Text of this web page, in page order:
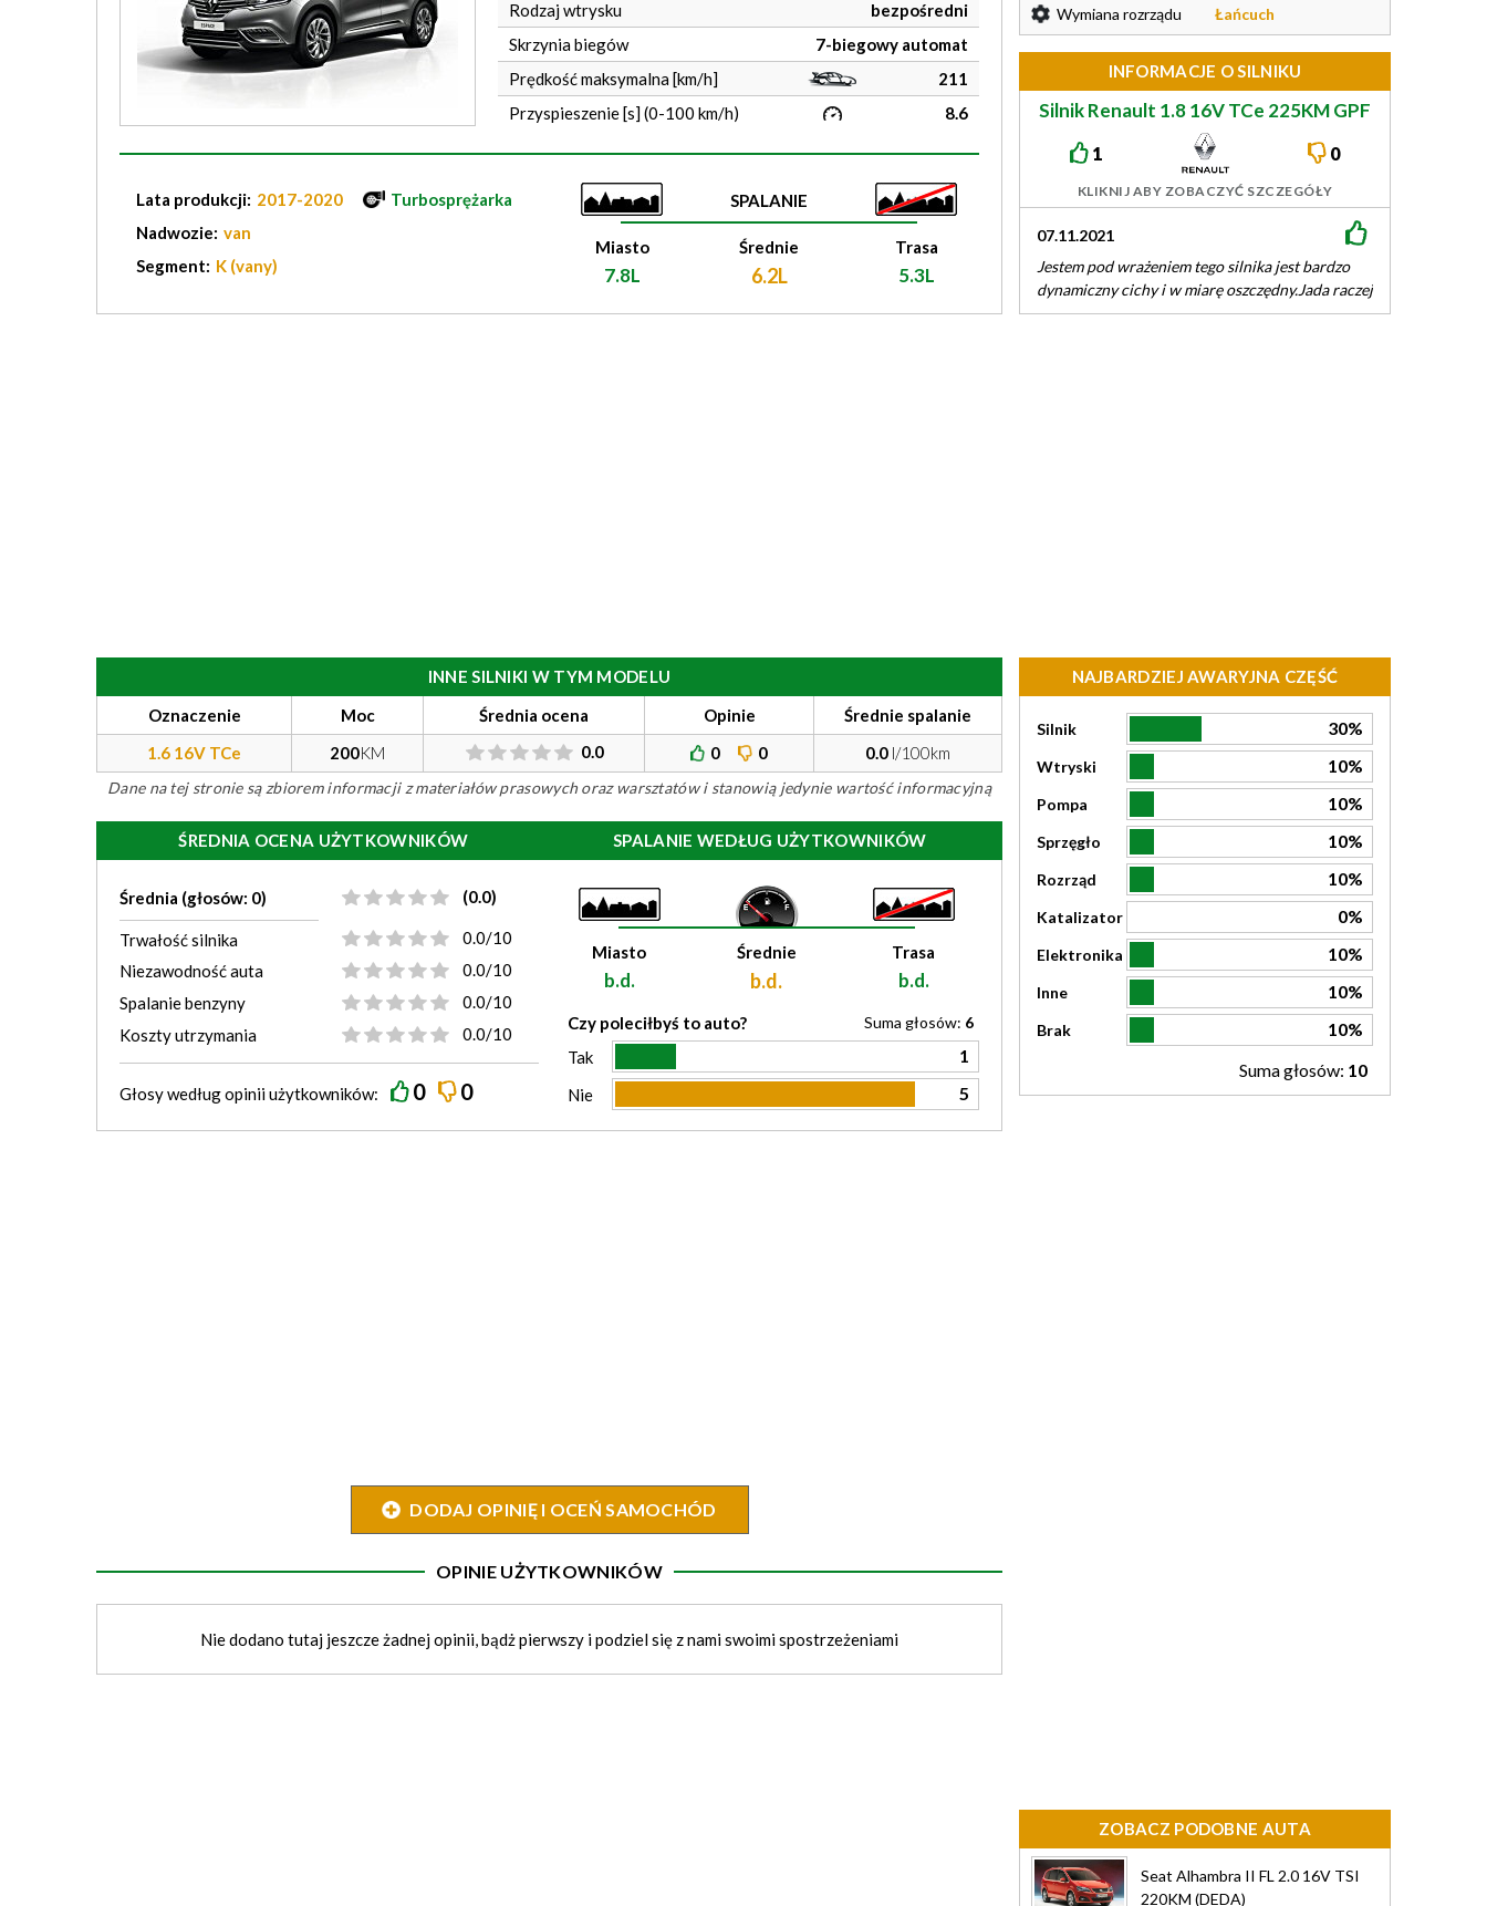
Rodzaj wtrysku
bezpośredni
Skrzynia biegów
7-biegowy automat
Prędkość maksymalna [km/h]
211
Przyspieszenie [s] (0-100 km/h)
8.6
Lata produkcji: 2017-2020
Turbosprężarka
Nadwozie: van
Segment: K (vany)
SPALANIE
Miasto
7.8L
Średnie
6.2L
Trasa
5.3L
Wymiana rozrządu Łańcuch
INFORMACJE O SILNIKU
Silnik Renault 1.8 16V TCe 225KM GPF
M5Pt
1 0
KLIKNIJ ABY ZOBACZYĆ SZCZEGÓŁY
07.11.2021
Jestem pod wrażeniem tego silnika jest bardzo
dynamiczny cichy i w miarę oszczędny.Jada raczej
na trasie i tam sprawuje się…
INNE SILNIKI W TYM MODELU
Oznaczenie
Moc Średnia ocena Opinie
Średnie spalanie
1.6 16V TCe
200KM 0.0 0 0 0.0 l/100km
Dane na tej stronie są zbiorem informacji z materiałów prasowych oraz warsztatów i stanowią jedynie wartość informacyjną
ŚREDNIA OCENA UŻYTKOWNIKÓW
Średnia (głosów: 0) (0.0)
Trwałość silnika
0.0/10
Niezawodność auta
0.0/10
Spalanie benzyny
0.0/10
Koszty utrzymania
0.0/10
Głosy wedługopiniiużytkowników: 0 0
SPALANIE WEDŁUG UŻYTKOWNIKÓW
Miasto
b.d.
Średnie
b.d.
Trasa
b.d.
Czy poleciłbyś to auto? Suma głosów: 6
Tak 1
Nie 5
DODAJ OPINIĘ I OCEŃ SAMOCHÓD
OPINIE UŻYTKOWNIKÓW
Nie dodano tutaj jeszcze żadnej opinii, bądż pierwszy i podziel się z nami swoimi spostrzeżeniami
NAJBARDZIEJ AWARYJNA CZĘŚĆ
Silnik 30%
Wtryski 10%
Pompa 10%
Sprzęgło 10%
Rozrząd 10%
Katalizator 0%
Elektronika 10%
Inne 10%
Brak
10%
Suma głosów: 10
ZOBACZ PODOBNE AUTA
Seat Alhambra II FL 2.0 16V TSI
220KM (DEDA)